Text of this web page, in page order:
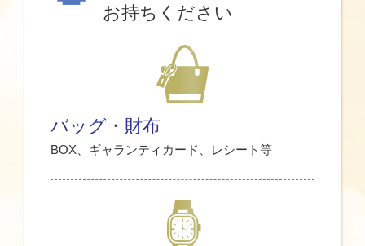
お持ちください
バッグ・財布
BOX、ギャランティカード、レシート等